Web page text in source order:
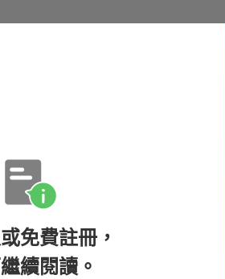
痛。
今天要請假。經痛痛爆了。
免費註冊，
續閱讀。